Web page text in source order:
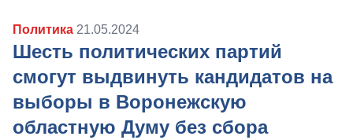
Политика 21.05.2024
Шесть политических партий
смогут выдвинуть кандидатов на
выборы в Воронежскую
областную Думу без сбора